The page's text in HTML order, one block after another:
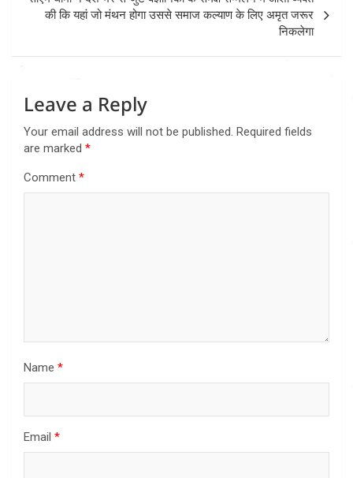
की कि यहां जो मंथन होगा उससे समाज कल्याण के लिए अमृत जरूर
निकलेगा
Leave a Reply
Your email address will not be published. Required fields
are marked *
Comment *
Name *
Email *